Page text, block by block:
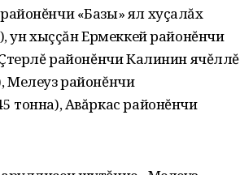
«Базы» ял хуçалăх
ун хыççăн Ермеккей районĕнчи
районĕнчи Калинин ячĕллĕ
Мелеуз районĕнчи
тонна), Авăркас районĕнчи